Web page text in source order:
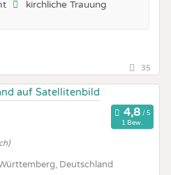
kirchliche Trauung
35
1 Bew.
Deutschland